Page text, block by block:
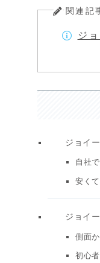
関連記
ジ
ジョイ
自社
安く
ジョイ
側面
初心